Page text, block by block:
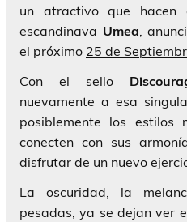
un atractivo que
escandinava Umea,
el próximo 25 de
Con el sello
nuevamente a esa
posiblemente los estilos
conecten con sus
disfrutar de un nuevo
La oscuridad, la
pesadas, ya se dejan ver